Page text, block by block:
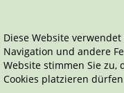
Home Belletristik
Diese Website
Navigation und andere
Website stimmen Sie zu,
Cookies platzieren